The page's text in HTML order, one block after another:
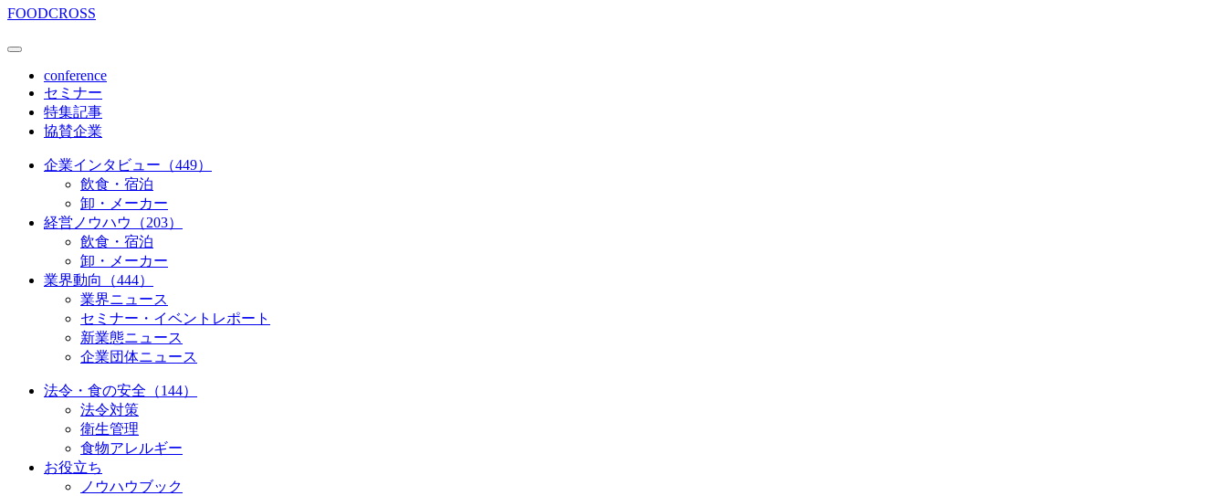
FOODCROSS
conference
セミナー
特集記事
協賛企業
企業インタビュー（449）
飲食・宿泊
卸・メーカー
経営ノウハウ（203）
飲食・宿泊
卸・メーカー
業界動向（444）
業界ニュース
セミナー・イベントレポート
新業態ニュース
企業団体ニュース
法令・食の安全（144）
法令対策
衛生管理
食物アレルギー
お役立ち
ノウハウブック